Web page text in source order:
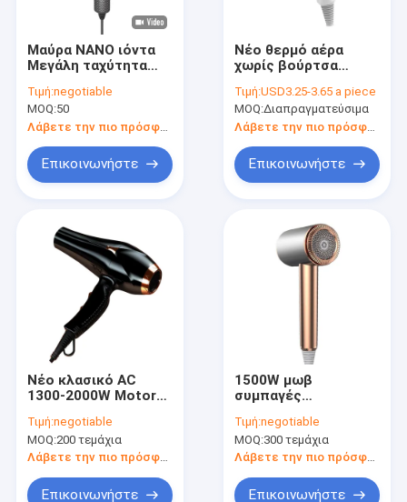
Μαύρα ΝΑΝΟ ιόντα
Μεγάλη ταχύτητα
βούρτσα Συμπίεστο
στεγνωτήριο
μαλλιών Γρήγορο
στεγνώσιμο
Τιμή:negotiable
MOQ:50
Λάβετε την πιο πρόσφατη τιμή
Επικοινωνήστε
Νέο θερμό αέρα
χωρίς βούρτσα
στεγνωτήρα μαλλιών
εξοικονόμηση
ενέργειας 800w
στεγνωτήρα μαλλιών
Τιμή:USD3.25-3.65 a piece
MOQ:Διαπραγματεύσιμα
Επικοινωνήστε
Νέο κλασικό AC
1300-2000W Motor
στεγνωτήρα μαλλιών
Οικιακό
αναπνευστήρα
Τιμή:negotiable
MOQ:200 τεμάχια
Λάβετε την πιο πρόσφατη τιμή
Επικοινωνήστε
1500W μωβ
συμπαγές
με 2 ταχύτητες και 3
ρυθμίσεις
θερμότητας για
Τιμή:negotiable
MOQ:300 τεμάχια
Επικοινωνήστε